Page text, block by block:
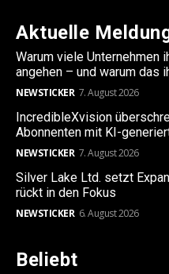
Aktuelle
Warum viele Unternehmen
angehen – und warum das
NEWSTICKER 7. August 2026
IncredibleXvision
Abonnenten mit KI-
NEWSTICKER 7. August 2026
Silver Lake Ltd. setzt
rückt in den Fokus
NEWSTICKER 6. August 2026
Beliebt